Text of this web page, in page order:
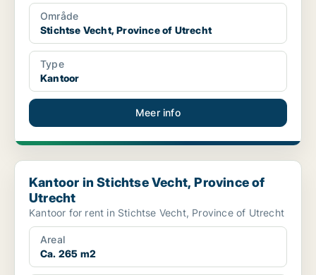
Område
Stichtse Vecht, Province of Utrecht
Type
Kantoor
Meer info
Kantoor in Stichtse Vecht, Province of Utrecht
Kantoor in Stichtse Vecht, Province of
Utrecht
Kantoor for rent in Stichtse Vecht, Province of Utrecht
Areal
Ca. 265 m2